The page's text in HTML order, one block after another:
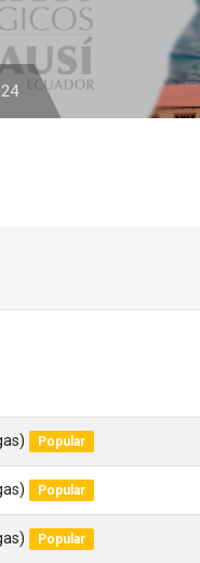
Popular
Popular
Popular